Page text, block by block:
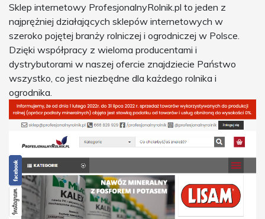
Sklep internetowy ProfesjonalnyRolnik.pl to jeden z
najprężniej działających sklepów internetowych w
szeroko pojętej branży rolniczej i ogrodniczej w Polsce.
Dzięki współpracy z wieloma producentami i
dystrybutorami w naszej ofercie znajdziecie Państwo
wszystko, co jest niezbędne dla każdego rolnika i
ogrodnika.